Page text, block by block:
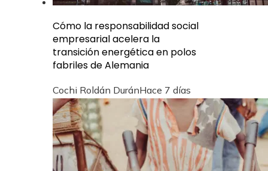
Cómo la responsabilidad social
empresarial acelera la
transición energética en polos
fabriles de Alemania
Cochi Roldán DuránHace 7 días